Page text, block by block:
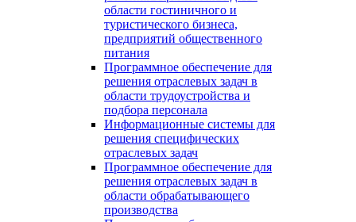
области гостиничного и
туристического бизнеса,
предприятий общественного
питания
Программное обеспечение для
решения отраслевых задач в
области трудоустройства и
подбора персонала
Информационные системы для
решения специфических
отраслевых задач
Программное обеспечение для
решения отраслевых задач в
области обрабатывающего
производства